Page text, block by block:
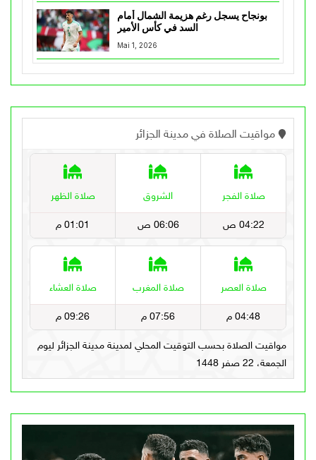
بونجاح يسجل رغم هزيمة الشمال أمام
السد في كأس الأمير
Mai 1, 2026